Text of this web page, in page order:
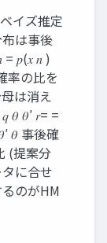
イズ推定
は事後
= 𝑝(𝑥 𝑛 )
率の比を
は消え
𝜃 𝜃′ 𝑟= =
𝜃 事後確
(提案分
に合せ
のがHM